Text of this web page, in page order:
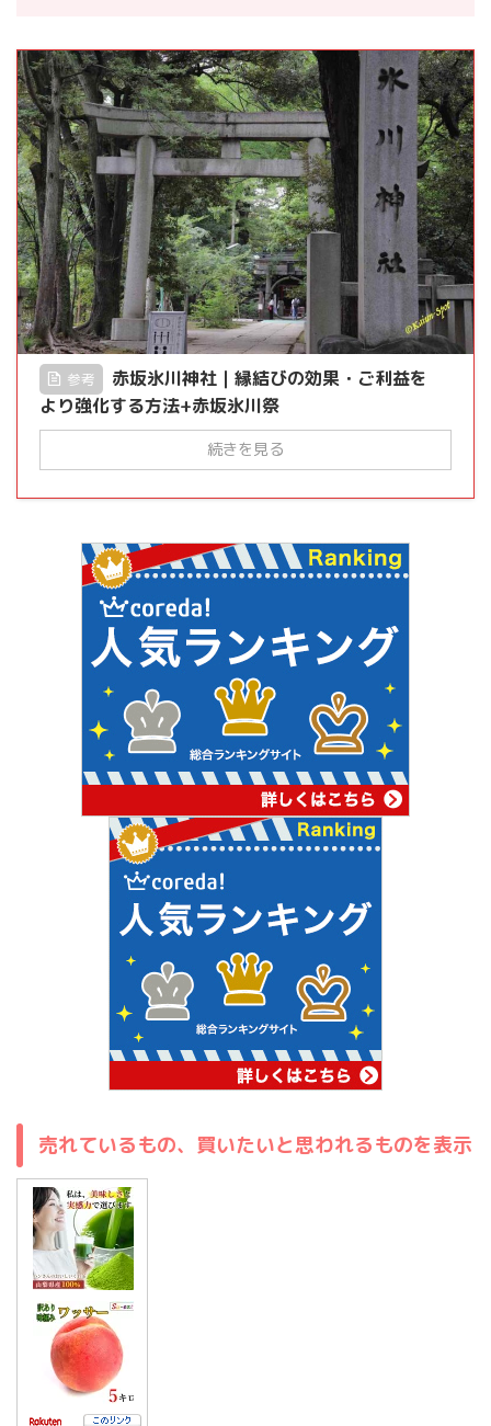
参考
赤坂氷川神社｜縁結びの効果・ご利益を
より強化する方法+赤坂氷川祭
続きを見る
売れているもの、買いたいと思われるものを表示